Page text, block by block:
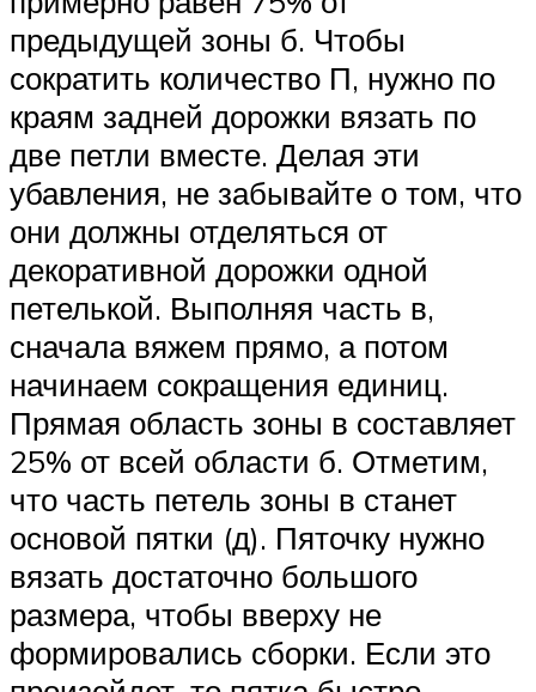
предыдущей зоны б. Чтобы
сократить количество П, нужно по
краям задней дорожки вязать по
две петли вместе. Делая эти
убавления, не забывайте о том, что
они должны отделяться от
декоративной дорожки одной
петелькой. Выполняя часть в,
сначала вяжем прямо, а потом
начинаем сокращения единиц.
Прямая область зоны в составляет
25% от всей области б. Отметим,
что часть петель зоны в станет
основой пятки (д). Пяточку нужно
вязать достаточно большого
размера, чтобы вверху не
формировались сборки. Если это